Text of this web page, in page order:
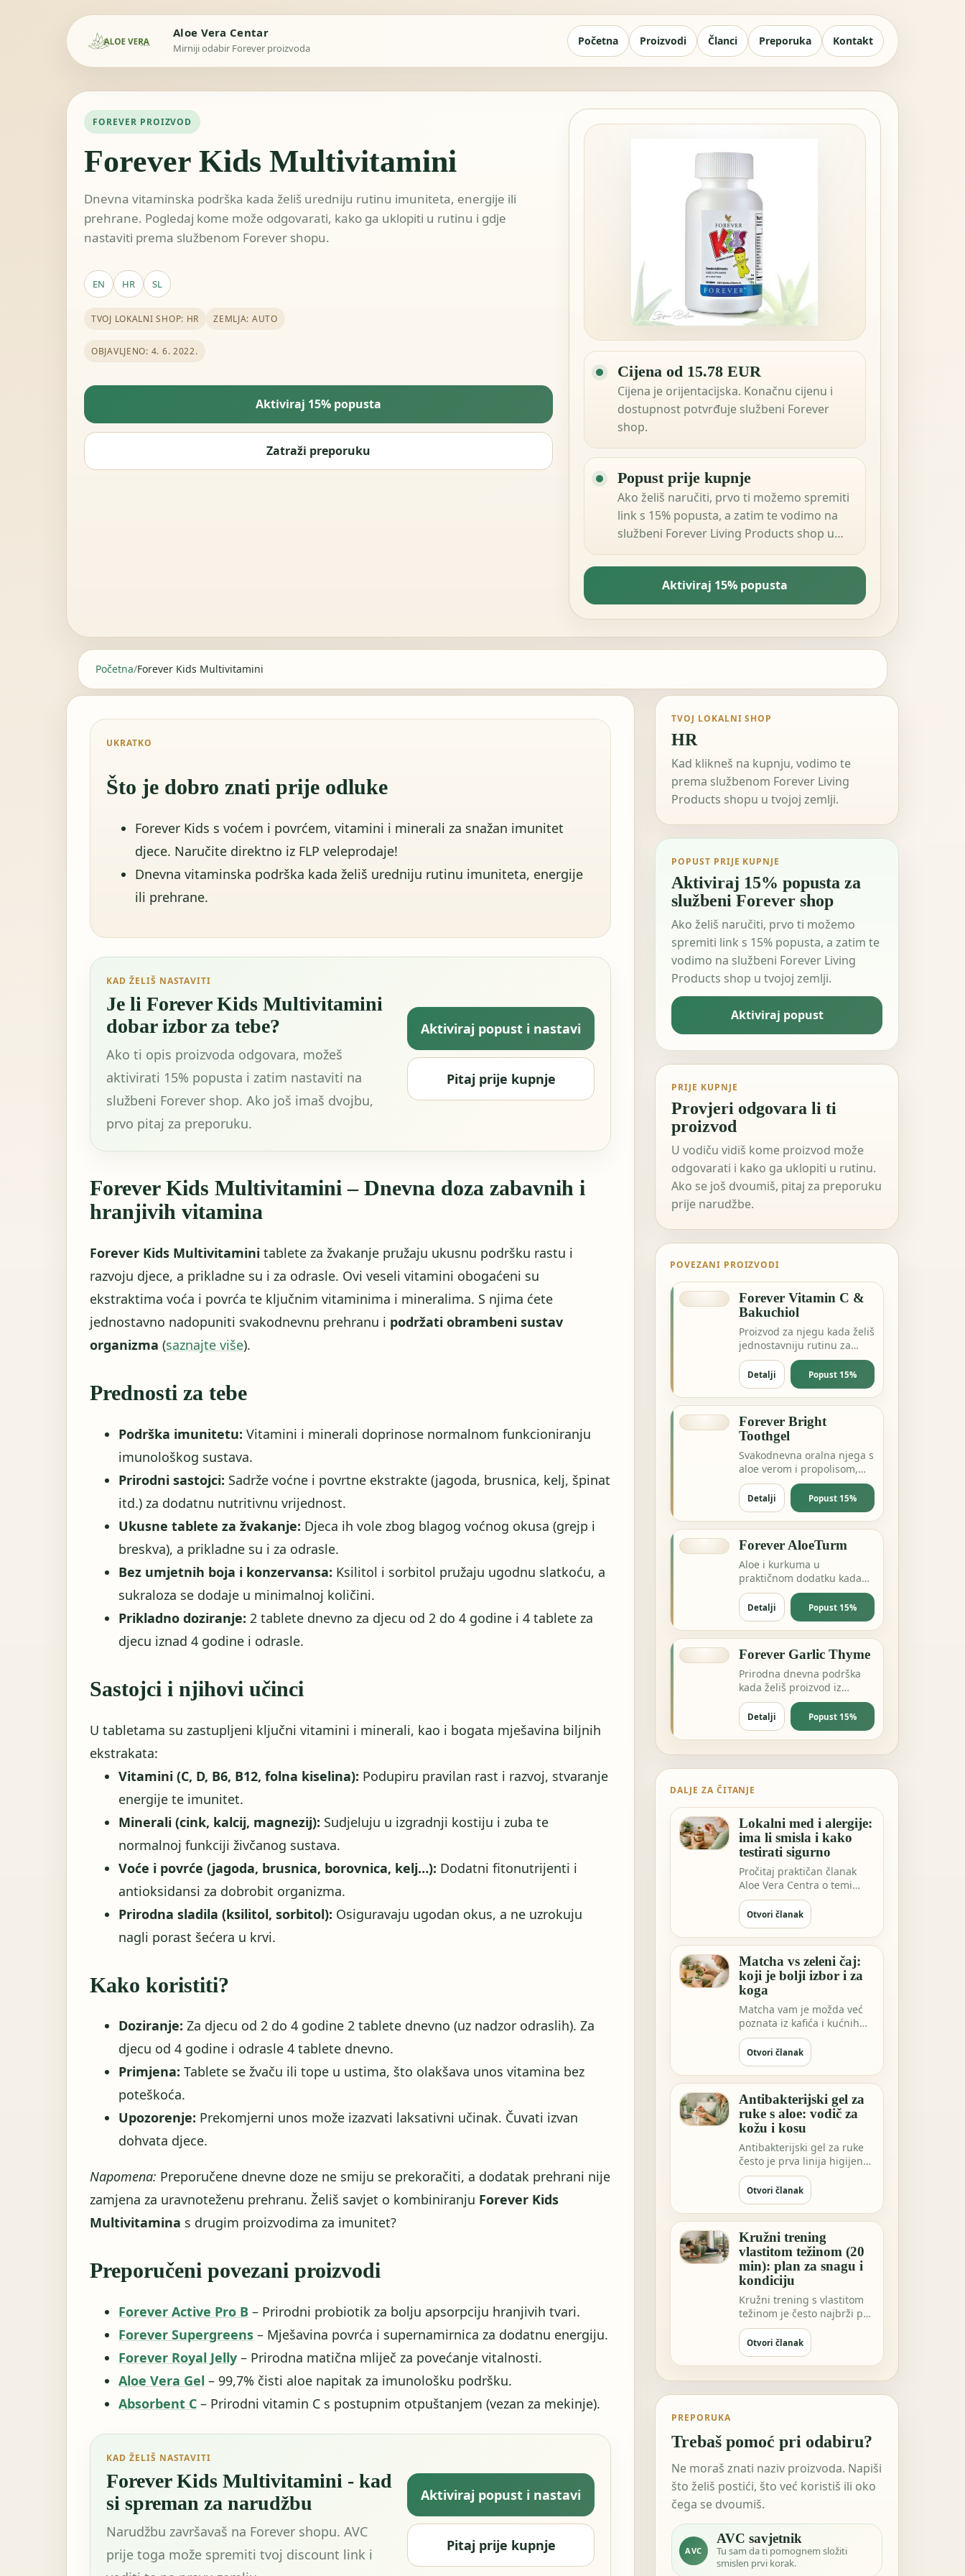
Aloe Vera Centar
Mirniji odabir Forever proizvoda
Početna Proizvodi Članci Preporuka Kontakt
FOREVER PROIZVOD
Forever Kids Multivitamini
Dnevna vitaminska podrška kada želiš uredniju rutinu imuniteta, energije ili
prehrane. Pogledaj kome može odgovarati, kako ga uklopiti u rutinu i gdje
nastaviti prema službenom Forever shopu.
EN HR SL
TVOJ LOKALNI SHOP: HR ZEMLJA: AUTO
OBJAVLJENO: 4. 6. 2022.
Aktiviraj 15% popusta
Zatraži preporuku
Cijena od 15.78 EUR
Cijena je orijentacijska. Konačnu cijenu i
dostupnost potvrđuje službeni Forever
shop.
Popust prije kupnje
Ako želiš naručiti, prvo ti možemo spremiti
link s 15% popusta, a zatim te vodimo na
službeni Forever Living Products shop u
tvojoj zemlji.
Aktiviraj 15% popusta
Početna/Forever Kids Multivitamini
UKRATKO
Što je dobro znati prije odluke
Forever Kids s voćem i povrćem, vitamini i minerali za snažan imunitet
djece. Naručite direktno iz FLP veleprodaje!
Dnevna vitaminska podrška kada želiš uredniju rutinu imuniteta, energije
ili prehrane.
KAD ŽELIŠ NASTAVITI
Je li Forever Kids Multivitamini
dobar izbor za tebe?
Ako ti opis proizvoda odgovara, možeš
aktivirati 15% popusta i zatim nastaviti na
službeni Forever shop. Ako još imaš dvojbu,
prvo pitaj za preporuku.
Aktiviraj popust i nastavi
Pitaj prije kupnje
Forever Kids Multivitamini – Dnevna doza zabavnih i
hranjivih vitamina
Forever Kids Multivitamini tablete za žvakanje pružaju ukusnu podršku rastu i
razvoju djece, a prikladne su i za odrasle. Ovi veseli vitamini obogaćeni su
ekstraktima voća i povrća te ključnim vitaminima i mineralima. S njima ćete
jednostavno nadopuniti svakodnevnu prehranu i podržati obrambeni sustav
organizma (saznajte više).
Prednosti za tebe
Podrška imunitetu: Vitamini i minerali doprinose normalnom funkcioniranju
imunološkog sustava.
Prirodni sastojci: Sadrže voćne i povrtne ekstrakte (jagoda, brusnica, kelj, špinat
itd.) za dodatnu nutritivnu vrijednost.
Ukusne tablete za žvakanje: Djeca ih vole zbog blagog voćnog okusa (grejp i
breskva), a prikladne su i za odrasle.
Bez umjetnih boja i konzervansa: Ksilitol i sorbitol pružaju ugodnu slatkoću, a
sukraloza se dodaje u minimalnoj količini.
Prikladno doziranje: 2 tablete dnevno za djecu od 2 do 4 godine i 4 tablete za
djecu iznad 4 godine i odrasle.
Sastojci i njihovi učinci
U tabletama su zastupljeni ključni vitamini i minerali, kao i bogata mješavina biljnih
ekstrakata:
Vitamini (C, D, B6, B12, folna kiselina): Podupiru pravilan rast i razvoj, stvaranje
energije te imunitet.
Minerali (cink, kalcij, magnezij): Sudjeluju u izgradnji kostiju i zuba te
normalnoj funkciji živčanog sustava.
Voće i povrće (jagoda, brusnica, borovnica, kelj…): Dodatni fitonutrijenti i
antioksidansi za dobrobit organizma.
Prirodna sladila (ksilitol, sorbitol): Osiguravaju ugodan okus, a ne uzrokuju
nagli porast šećera u krvi.
Kako koristiti?
Doziranje: Za djecu od 2 do 4 godine 2 tablete dnevno (uz nadzor odraslih). Za
djecu od 4 godine i odrasle 4 tablete dnevno.
Primjena: Tablete se žvaču ili tope u ustima, što olakšava unos vitamina bez
poteškoća.
Upozorenje: Prekomjerni unos može izazvati laksativni učinak. Čuvati izvan
dohvata djece.
Napomena: Preporučene dnevne doze ne smiju se prekoračiti, a dodatak prehrani nije
zamjena za uravnoteženu prehranu. Želiš savjet o kombiniranju Forever Kids
Multivitamina s drugim proizvodima za imunitet?
Preporučeni povezani proizvodi
Forever Active Pro B – Prirodni probiotik za bolju apsorpciju hranjivih tvari.
Forever Supergreens – Mješavina povrća i supernamirnica za dodatnu energiju.
Forever Royal Jelly – Prirodna matična mliječ za povećanje vitalnosti.
Aloe Vera Gel – 99,7% čisti aloe napitak za imunološku podršku.
Absorbent C – Prirodni vitamin C s postupnim otpuštanjem (vezan za mekinje).
KAD ŽELIŠ NASTAVITI
Forever Kids Multivitamini - kad
si spreman za narudžbu
Narudžbu završavaš na Forever shopu. AVC
prije toga može spremiti tvoj discount link i
Aktiviraj popust i nastavi
Pitaj prije kupnje
TVOJ LOKALNI SHOP
HR
Kad klikneš na kupnju, vodimo te
prema službenom Forever Living
Products shopu u tvojoj zemlji.
POPUST PRIJE KUPNJE
Aktiviraj 15% popusta za
službeni Forever shop
Ako želiš naručiti, prvo ti možemo
spremiti link s 15% popusta, a zatim te
vodimo na službeni Forever Living
Products shop u tvojoj zemlji.
Aktiviraj popust
PRIJE KUPNJE
Provjeri odgovara li ti
proizvod
U vodiču vidiš kome proizvod može
odgovarati i kako ga uklopiti u rutinu.
Ako se još dvoumiš, pitaj za preporuku
prije narudžbe.
POVEZANI PROIZVODI
Forever Vitamin C &
Bakuchiol
Proizvod za njegu kada želiš
jednostavniju rutinu za
kožu, kosu ili svakodnevnu
svježinu.
Detalji Popust 15%
Forever Bright
Toothgel
Svakodnevna oralna njega s
aloe verom i propolisom,
bez nepotrebnog
kompliciranja.
Detalji Popust 15%
Forever AloeTurm
Aloe i kurkuma u
praktičnom dodatku kada
želiš podršku probavi,
zglobovima ili dnevnoj
ravnoteži.
Detalji Popust 15%
Forever Garlic Thyme
Prirodna dnevna podrška
kada želiš proizvod iz
pčelinje ili biljne linije za
energiju i otpornost.
Detalji Popust 15%
DALJE ZA ČITANJE
Lokalni med i alergije:
ima li smisla i kako
testirati sigurno
Pročitaj praktičan članak
Aloe Vera Centra o temi
Lokalni med i alergije: ima li
smisla…
Otvori članak
Matcha vs zeleni čaj:
koji je bolji izbor i za
koga
Matcha vam je možda već
poznata iz kafića i kućnih
rituala. Ali EGCG ekstrakt
sve češće…
Otvori članak
Antibakterijski gel za
ruke s aloe: vodič za
kožu i kosu
Antibakterijski gel za ruke
često je prva linija higijene
kada niste blizu vode.
Možda …
Otvori članak
Kružni trening
vlastitom težinom (20
min): plan za snagu i
kondiciju
Kružni trening s vlastitom
težinom je često najbrži put
do osjećaja “napravio sam
nešto…
Otvori članak
PREPORUKA
Trebaš pomoć pri odabiru?
Ne moraš znati naziv proizvoda. Napiši
što želiš postići, što već koristiš ili oko
čega se dvoumiš.
AVC
AVC savjetnik
Tu sam da ti pomognem složiti
smislen prvi korak.